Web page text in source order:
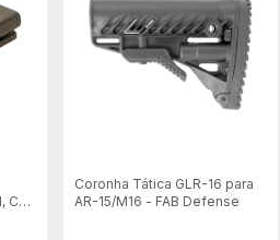
Colt
Coronha Tática GLR-16 para
AR-15/M16 - FAB Defense